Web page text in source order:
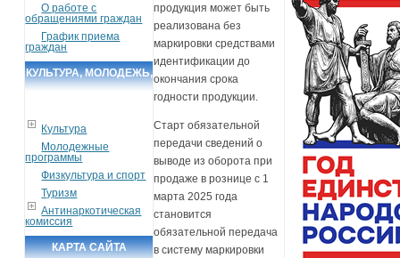
О работе с
обращениями граждан
График приема
граждан
КУЛЬТУРА, МОЛОДЕЖЬ,
Культура
Молодежные
программы
Физкультура и спорт
Туризм
Антинаркотическая
комиссия
КАРТА САЙТА
продукция может быть
реализована без
маркировки средствами
идентификации до
окончания срока
годности продукции.
Старт обязательной
передачи сведений о
выводе из оборота при
продаже в рознице с 1
марта 2025 года
становится
обязательной передача
в систему маркировки